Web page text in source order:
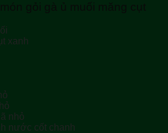
gỏi gà ủ muối măng cụt
xanh
nhỏ
nước cốt chanh